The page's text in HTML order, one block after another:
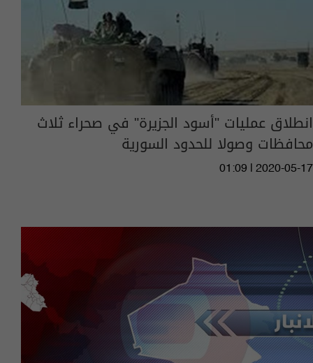
انطلاق عمليات "أسود الجزيرة" في صحراء ثلاث
محافظات وصولا للحدود السورية
01:09 | 2020-05-17